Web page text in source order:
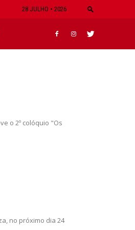
28 JULHO • 2026
o 2º colóquio "Os
no próximo dia 24